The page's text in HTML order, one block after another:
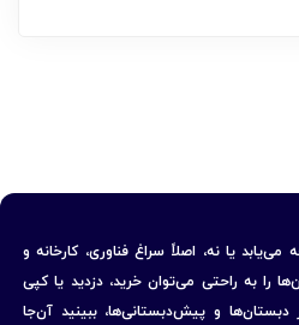
یا نه، اصلاً سراغ فناوری، کارخانه و
را به راحتی می‌توان خرید، دزدید یا کپی
و پیش‌دبستانی‌ها، ببینید آن‌جا